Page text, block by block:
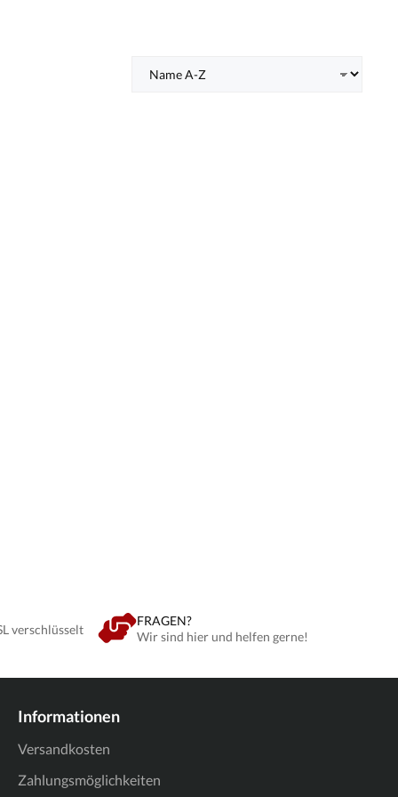
verschlüsselt
FRAGEN?
Wir sind hier und helfen gerne!
Informationen
Versandkosten
Zahlungsmöglichkeiten